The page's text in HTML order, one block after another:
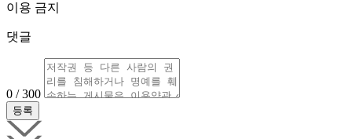
이용 금지
댓글
0 / 300